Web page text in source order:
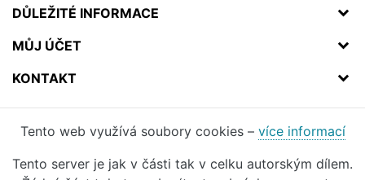
DŮLEŽITÉ INFORMACE
MŮJ ÚČET
KONTAKT
Tento web využívá soubory cookies – více informací
Tento server je jak v části tak v celku autorským dílem.